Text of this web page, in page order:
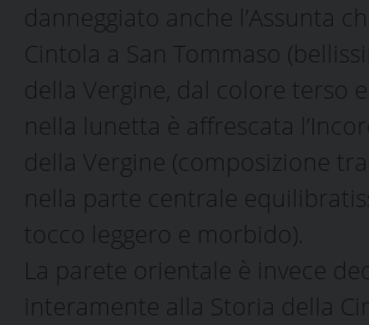
danneggiato anche l’Assunta
Cintola a San Tommaso
della Vergine, dal colore terso
nella lunetta è affrescata
della Vergine (composizione
nella parte centrale
tocco leggero e morbido).
La parete orientale è invece
interamente alla Storia della